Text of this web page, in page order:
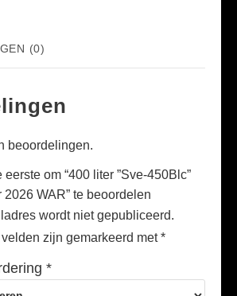
(0)
beoordelingen.
eerste om “400 liter ”Sve-450Blc”
2026 WAR” te beoordelen
wordt niet gepubliceerd.
zijn gemarkeerd met*
*